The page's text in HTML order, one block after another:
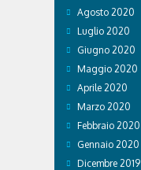
Agosto 2020
Luglio 2020
Giugno 2020
Maggio 2020
Aprile 2020
Marzo 2020
Febbraio 2020
Gennaio 2020
Dicembre 2019